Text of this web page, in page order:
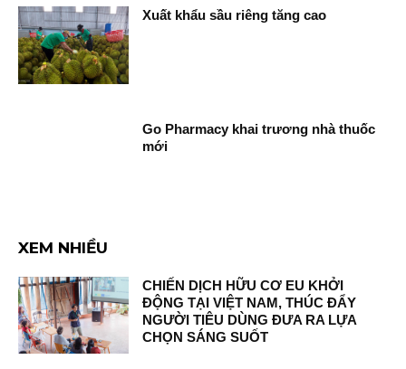
Xuất khẩu sầu riêng tăng cao
Go Pharmacy khai trương nhà thuốc
mới
XEM NHIỀU
CHIẾN DỊCH HỮU CƠ EU KHỞI
ĐỘNG TẠI VIỆT NAM, THÚC ĐẨY
NGƯỜI TIÊU DÙNG ĐƯA RA LỰA
CHỌN SÁNG SUỐT